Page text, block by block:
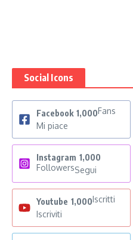
Social Icons
Facebook 1,000Fans
Mi piace
Instagram 1,000
FollowersSegui
Youtube 1,000Iscritti
Iscriviti